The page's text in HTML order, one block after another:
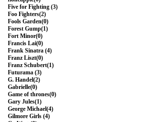
Five for Fighting (3)
Foo Fighters(2)
Fools Garden(0)
Forest Gump(1)
Fort Minor(0)
Francis Lai(0)
Frank Sinatra (4)
Franz Liszt(0)
Franz Schubert(1)
Futurama (3)
G. Handel(2)
Gabrielle(0)
Game of thrones(0)
Gary Jules(1)
George Michael(4)
Gilmore Girls (4)